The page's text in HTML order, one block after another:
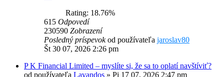
Rating: 18.76%
615 Odpovedí
230590 Zobrazení
Posledný príspevokod používateľa jaroslav80
Št 30 07, 2026 2:26 pm
P K Financial Limited – myslíte si, že sa to oplatí navštíviť?
od používateľa Lavandos » Pi 17 07, 2026 2:47 pm